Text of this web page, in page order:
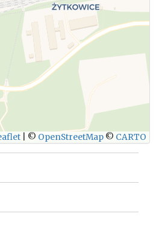
WYŚLIJ
© OpenStreetMap © CARTO